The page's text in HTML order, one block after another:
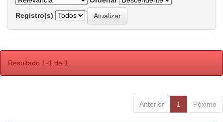
Registro(s)
Resultado 1-1 de 1.
Anterior 1 Póximo